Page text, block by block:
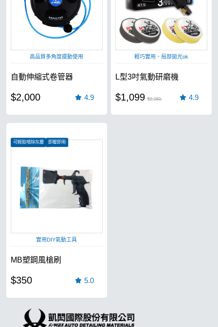
高品質多角度擺動使用
自動伸縮式卷管器
$2,000 4.9
輕巧實用、局部拋光ok
L型3吋氣動研磨機
$1,099 $2,280 4.9
可輕鬆噴除灰塵
即壓即用
實用DIY氣動工具
MB塑鋼風槍刷
$350 5.0